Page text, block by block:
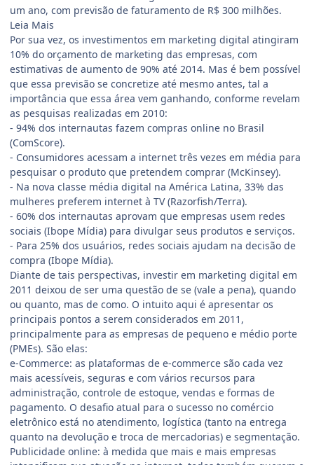
um ano, com previsão de faturamento de R$ 300 milhões.
Leia Mais
Por sua vez, os investimentos em marketing digital atingiram
10% do orçamento de marketing das empresas, com
estimativas de aumento de 90% até 2014. Mas é bem possível
que essa previsão se concretize até mesmo antes, tal a
importância que essa área vem ganhando, conforme revelam
as pesquisas realizadas em 2010:
- 94% dos internautas fazem compras online no Brasil
(ComScore).
- Consumidores acessam a internet três vezes em média para
pesquisar o produto que pretendem comprar (McKinsey).
- Na nova classe média digital na América Latina, 33% das
mulheres preferem internet à TV (Razorfish/Terra).
- 60% dos internautas aprovam que empresas usem redes
sociais (Ibope Mídia) para divulgar seus produtos e serviços.
- Para 25% dos usuários, redes sociais ajudam na decisão de
compra (Ibope Mídia).
Diante de tais perspectivas, investir em marketing digital em
2011 deixou de ser uma questão de se (vale a pena), quando
ou quanto, mas de como. O intuito aqui é apresentar os
principais pontos a serem considerados em 2011,
principalmente para as empresas de pequeno e médio porte
(PMEs). São elas:
e-Commerce: as plataformas de e-commerce são cada vez
mais acessíveis, seguras e com vários recursos para
administração, controle de estoque, vendas e formas de
pagamento. O desafio atual para o sucesso no comércio
eletrônico está no atendimento, logística (tanto na entrega
quanto na devolução e troca de mercadorias) e segmentação.
Publicidade online: à medida que mais e mais empresas